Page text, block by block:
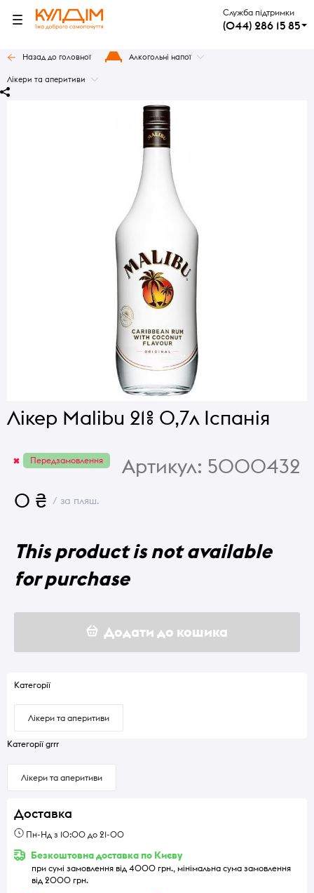
Служба підтримки
(044) 286 15 85
Назад до головної Алкогольні напої
Лікери та аперитиви
Лікер Malibu 21% 0,7л Іспанія
Передзамовлення Артикул: 5000432
0 ₴ / за пляш.
This product is not available
for purchase
Додати до кошика
Категорії
Лікери та аперитиви
Категорії grrr
Лікери та аперитиви
Доставка
Пн-Нд з 10:00 до 21-00
Безкоштовна доставка по Києву
при сумі замовлення від 4000 грн., мінімальна сума замовлення
від 2000 грн.